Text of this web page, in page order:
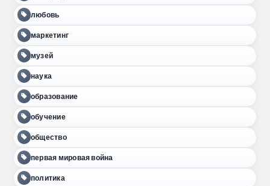
любовь
маркетинг
музей
наука
образование
обучение
общество
первая мировая война
политика